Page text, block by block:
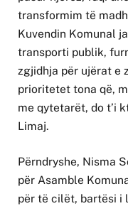
transformim të
Kuvendin Komunal
transporti publik,
zgjidhja për ujërat e
prioritetet tona që,
me qytetarët, do t’i
Limaj.
Përndryshe, Nisma
për Asamble
për të cilët, bartësi i